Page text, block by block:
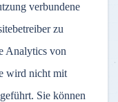
verbundene
zu
Analytics von
wird nicht mit
Sie können